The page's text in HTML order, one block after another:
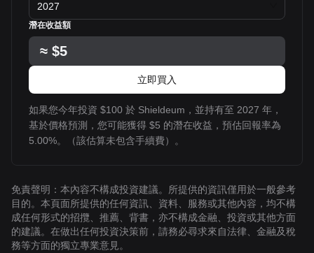
2027
潛在收益額
≈ $5
立即買入
如果您今年投資 $100 於 Shieldeum，並持有至 2027 年，
基於價格預測，您可能獲得 $5 的潛在收益，預估回報率為
5.00%。（該估算未包含手續費）。
免責聲明：本內容不構成投資建議。所提供的資訊僅用於一般參考
目的。本頁面所提供的任何資訊、資料、服務或其他內容，均不構
成任何形式的招攬、推薦、背書，亦不構成金融、投資或其他方面
的建議。在做出任何投資決策前，請務必尋求來自法律、金融及稅
務等方面的獨立專業意見。